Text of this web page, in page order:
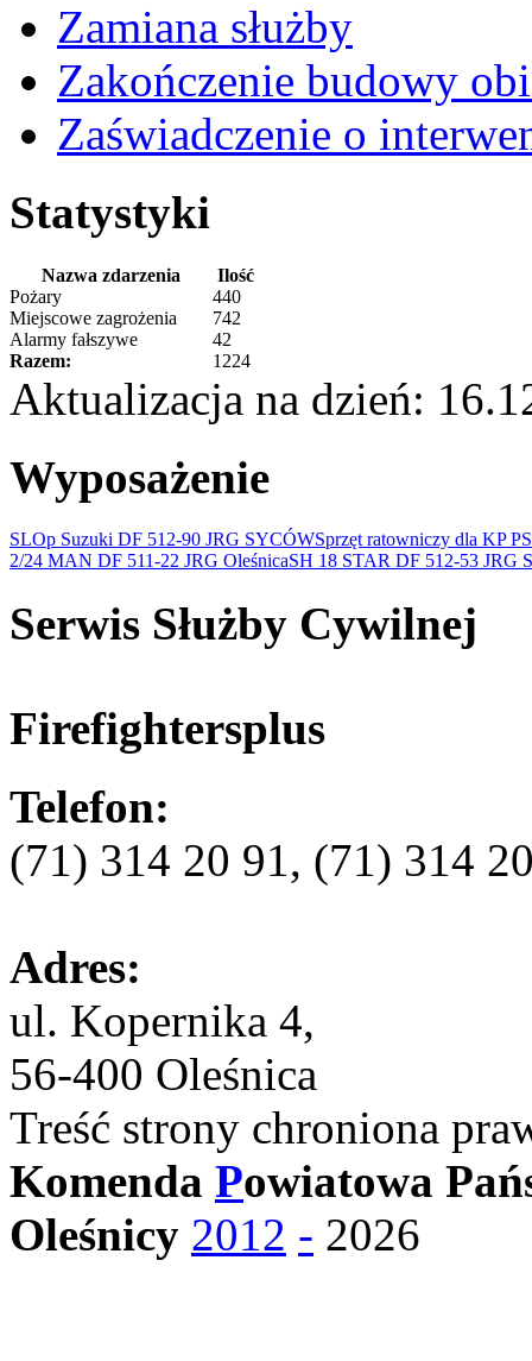
Zamiana służby
Zakończenie budowy
Zaświadczenie o
Statystyki
Nazwa zdarzenia
Ilość
Pożary
440
Miejscowe zagrożenia
742
Alarmy fałszywe
42
Razem:
1224
Aktualizacja na dzień:
Wyposażenie
SLOp Suzuki DF 512-90 JRG SYCÓWSprzęt ratowniczy dla KP
2/24 MAN DF 511-22 JRG OleśnicaSH 18 STAR DF 512-53 JRG
Serwis Służby Cywilnej
Firefightersplus
Telefon:
(71) 314 20 91, (71) 314
Adres:
ul. Kopernika 4,
56-400 Oleśnica
Treść strony chroniona
Komenda Powiatowa
Oleśnicy 2012 - 2026